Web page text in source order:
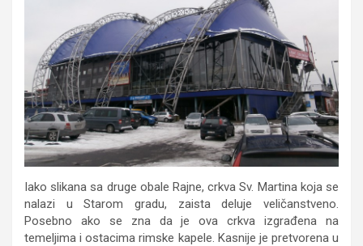
Iako slikana sa druge obale Rajne, crkva Sv. Martina koja se
nalazi u Starom gradu, zaista deluje veličanstveno.
Posebno ako se zna da je ova crkva izgrađena na
temeljima i ostacima rimske kapele. Kasnije je pretvorena u